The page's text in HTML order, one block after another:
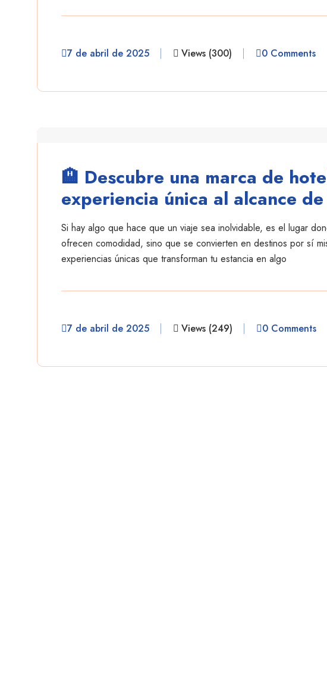
7 de abril de 2025 Views (300) 0 Comments
🏨 Descubre una marca de
experiencia única al alcance
Si hay algo que hace que un viaje sea inolvidable, es el lugar
ofrecen comodidad, sino que se convierten en destinos por sí
experiencias únicas que transforman tu estancia en algo
7 de abril de 2025 Views (249) 0 Comments